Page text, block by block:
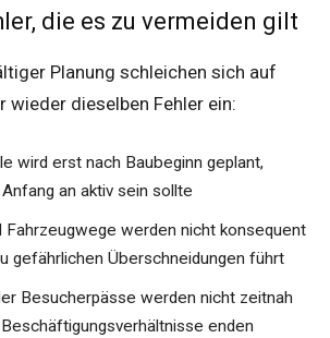
die es zu vermeiden gilt
Planung schleichen sich auf
wieder dieselben Fehler ein:
wird erst nach Baubeginn geplant,
an aktiv sein sollte
Fahrzeugwege werden nicht konsequent
gefährlichen Überschneidungen führt
Besucherpässe werden nicht zeitnah
enden